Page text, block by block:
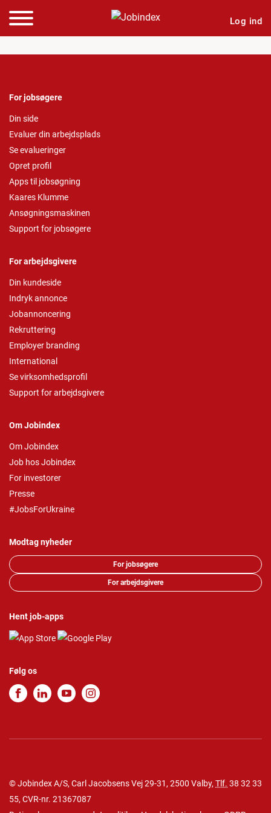
Log ind
For jobsøgere
Din side
Evaluer din arbejdsplads
Se evalueringer
Opret profil
Apps til jobsøgning
Kaares Klumme
Ansøgningsmaskinen
Support for jobsøgere
For arbejdsgivere
Din kundeside
Indryk annonce
Jobannoncering
Rekruttering
Employer branding
International
Se virksomhedsprofil
Support for arbejdsgivere
Om Jobindex
Om Jobindex
Job hos Jobindex
For investorer
Presse
#JobsForUkraine
Modtag nyheder
For jobsøgere
For arbejdsgivere
Hent job-apps
Følg os
© Jobindex A/S, Carl Jacobsens Vej 29-31, 2500 Valby, Tlf. 38 32 33
55, CVR-nr. 21367087